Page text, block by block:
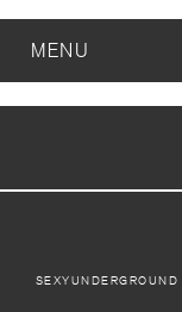
MENU
SEXYUNDERGROUND